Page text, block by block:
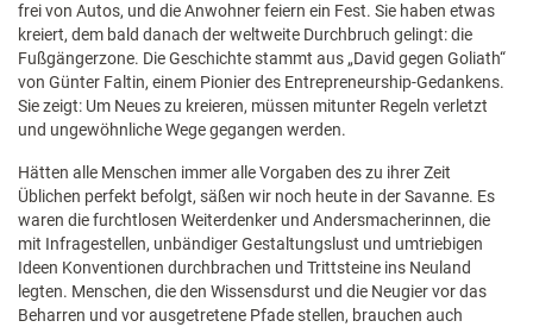
frei von Autos, und die Anwohner feiern ein Fest. Sie haben etwas
kreiert, dem bald danach der weltweite Durchbruch gelingt: die
Fußgängerzone. Die Geschichte stammt aus „David gegen Goliath“
von Günter Faltin, einem Pionier des Entrepreneurship-Gedankens.
Sie zeigt: Um Neues zu kreieren, müssen mitunter Regeln verletzt
und ungewöhnliche Wege gegangen werden.
Hätten alle Menschen immer alle Vorgaben des zu ihrer Zeit
Üblichen perfekt befolgt, säßen wir noch heute in der Savanne. Es
waren die furchtlosen Weiterdenker und Andersmacherinnen, die
mit Infragestellen, unbändiger Gestaltungslust und umtriebigen
Ideen Konventionen durchbrachen und Trittsteine ins Neuland
legten. Menschen, die den Wissensdurst und die Neugier vor das
Beharren und vor ausgetretene Pfade stellen, brauchen auch